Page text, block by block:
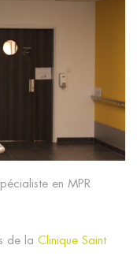
en MPR
de la Clinique Saint